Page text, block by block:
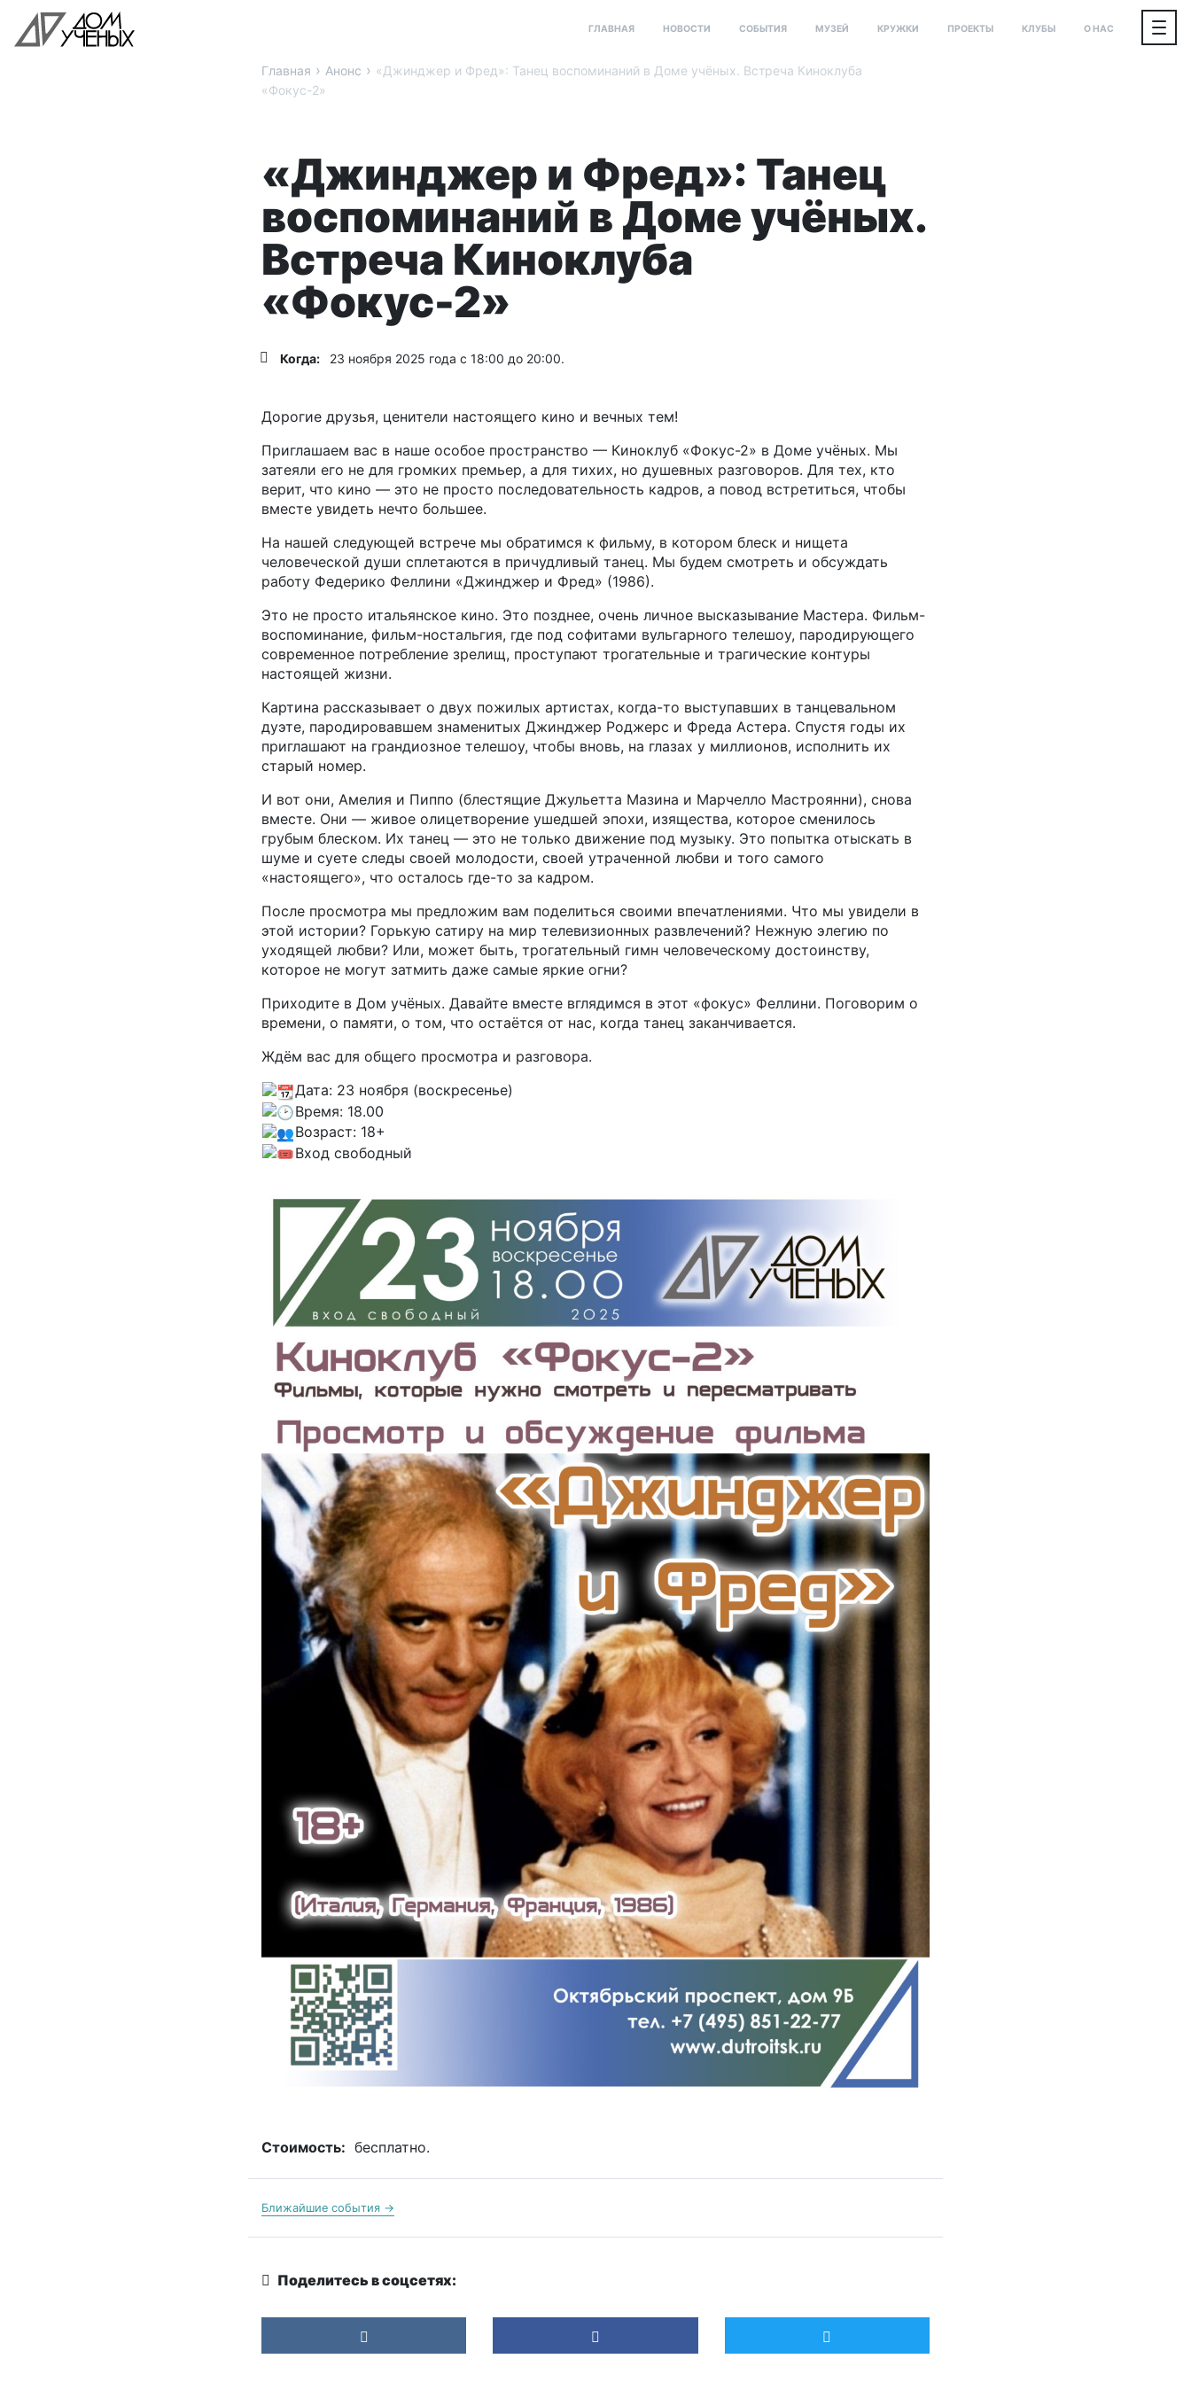
ГЛАВНАЯ НОВОСТИ СОБЫТИЯ МУЗЕЙ КРУЖКИ ПРОЕКТЫ КЛУБЫ О НАС
Главная › Анонс › «Джинджер и Фред»: Танец воспоминаний в Доме учёных. Встреча Киноклуба
«Фокус-2»
«Джинджер и Фред»: Танец
воспоминаний в Доме учёных.
Встреча Киноклуба
«Фокус-2»
Когда: 23 ноября 2025 года с 18:00 до 20:00.
Дорогие друзья, ценители настоящего кино и вечных тем!
Приглашаем вас в наше особое пространство — Киноклуб «Фокус-2» в Доме учёных. Мы
затеяли его не для громких премьер, а для тихих, но душевных разговоров. Для тех, кто
верит, что кино — это не просто последовательность кадров, а повод встретиться, чтобы
вместе увидеть нечто большее.
На нашей следующей встрече мы обратимся к фильму, в котором блеск и нищета
человеческой души сплетаются в причудливый танец. Мы будем смотреть и обсуждать
работу Федерико Феллини «Джинджер и Фред» (1986).
Это не просто итальянское кино. Это позднее, очень личное высказывание Мастера. Фильм-
воспоминание, фильм-ностальгия, где под софитами вульгарного телешоу, пародирующего
современное потребление зрелищ, проступают трогательные и трагические контуры
настоящей жизни.
Картина рассказывает о двух пожилых артистах, когда-то выступавших в танцевальном
дуэте, пародировавшем знаменитых Джинджер Роджерс и Фреда Астера. Спустя годы их
приглашают на грандиозное телешоу, чтобы вновь, на глазах у миллионов, исполнить их
старый номер.
И вот они, Амелия и Пиппо (блестящие Джульетта Мазина и Марчелло Мастроянни), снова
вместе. Они — живое олицетворение ушедшей эпохи, изящества, которое сменилось
грубым блеском. Их танец — это не только движение под музыку. Это попытка отыскать в
шуме и суете следы своей молодости, своей утраченной любви и того самого
«настоящего», что осталось где-то за кадром.
После просмотра мы предложим вам поделиться своими впечатлениями. Что мы увидели в
этой истории? Горькую сатиру на мир телевизионных развлечений? Нежную элегию по
уходящей любви? Или, может быть, трогательный гимн человеческому достоинству,
которое не могут затмить даже самые яркие огни?
Приходите в Дом учёных. Давайте вместе вглядимся в этот «фокус» Феллини. Поговорим о
времени, о памяти, о том, что остаётся от нас, когда танец заканчивается.
Ждём вас для общего просмотра и разговора.
Дата: 23 ноября (воскресенье)
Время: 18.00
Возраст: 18+
Вход свободный
Стоимость: бесплатно.
Ближайшие события →
Поделитесь в соцсетях: